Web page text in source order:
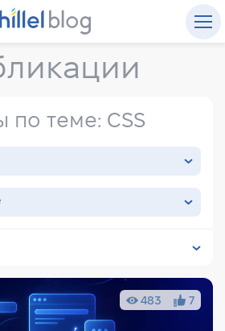
по теме: CSS
Front-end Back-end
MobileDev GameDev
483 7